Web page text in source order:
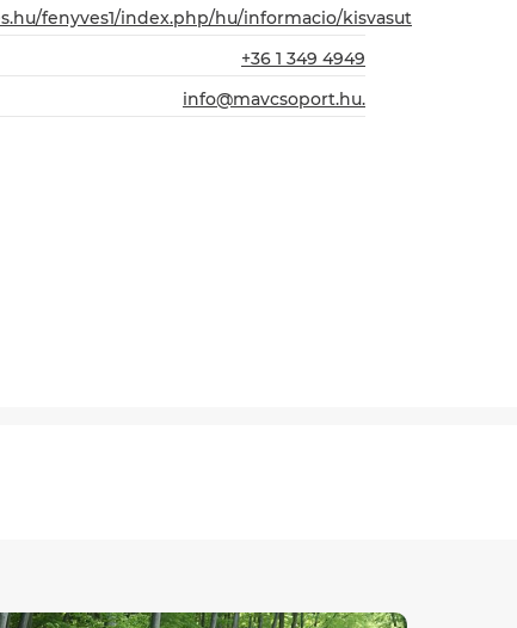
fenyves1/index.php/hu/informacio/kisvasut
+36 1 349 4949
info@mavcsoport.hu.